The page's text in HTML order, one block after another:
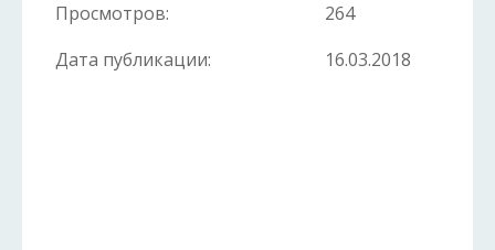
Просмотров:
264
Дата публикации:
16.03.2018